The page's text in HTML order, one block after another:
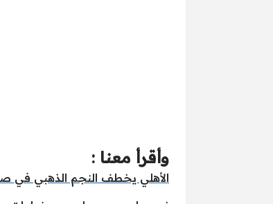
وأقرأ معنا :
الأهلي يخطف النجم الذهبي في صفقة